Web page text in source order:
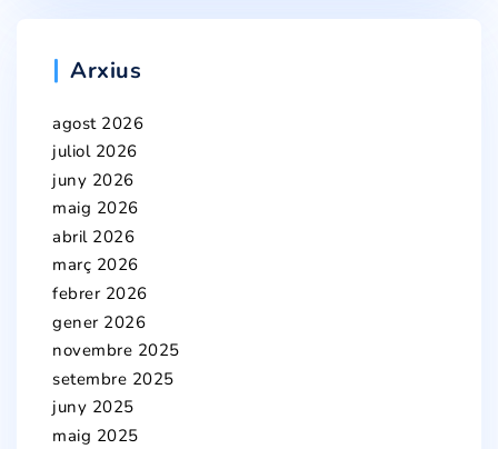
Arxius
agost 2026
juliol 2026
juny 2026
maig 2026
abril 2026
març 2026
febrer 2026
gener 2026
novembre 2025
setembre 2025
juny 2025
maig 2025